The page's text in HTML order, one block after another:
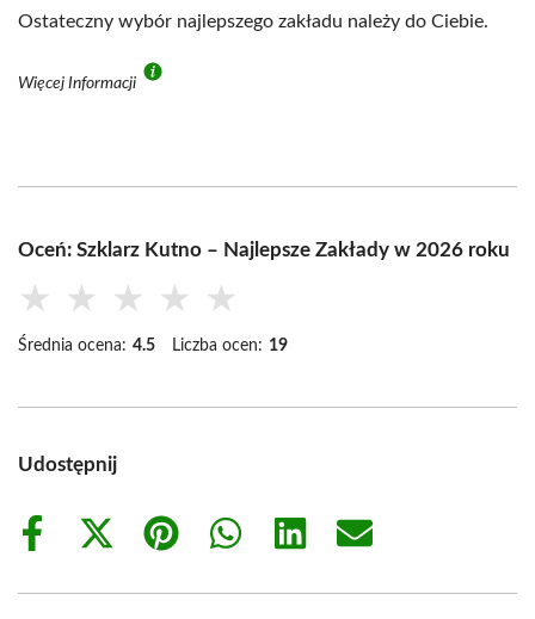
Ostateczny wybór najlepszego zakładu należy do Ciebie.
Więcej Informacji
Oceń: Szklarz Kutno – Najlepsze Zakłady w 2026 roku
★ ★ ★ ★ ★
Średnia ocena: 4.5 Liczba ocen: 19
Udostępnij
Share
Share
(Twitter)
Share
Share
Share
Share